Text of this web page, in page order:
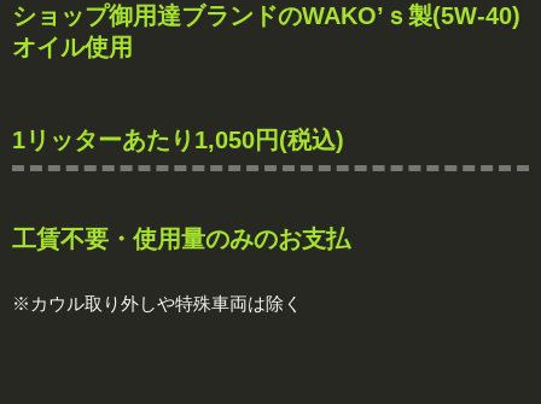
ショップ御用達ブランドのWAKO’ｓ製(5W-40)
オイル使用
1リッターあたり 1,050円(税込)
工賃不要 ・使用量のみのお支払
※カウル取り外しや特殊車両は除く